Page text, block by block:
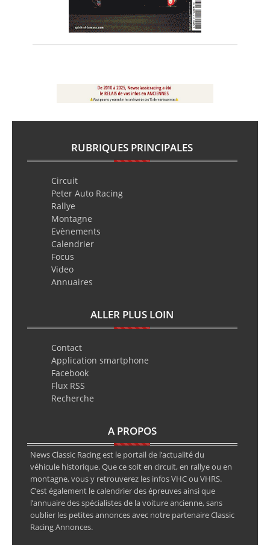
RUBRIQUES PRINCIPALES
Circuit
Peter Auto Racing
Rallye
Montagne
Evènements
Calendrier
Focus
Video
Annuaires
ALLER PLUS LOIN
Contact
Application smartphone
Facebook
Flux RSS
Recherche
A PROPOS
News Classic Racing est le portail de l’actualité du
véhicule historique. Que ce soit en circuit, en rallye ou en
montagne, vous y retrouverez les infos VHC ou VHRS.
C’est également le calendrier des épreuves ainsi que
l’annuaire des spécialistes de la voiture ancienne, sans
oublier les petites annonces avec notre partenaire Classic
Racing Annonces.